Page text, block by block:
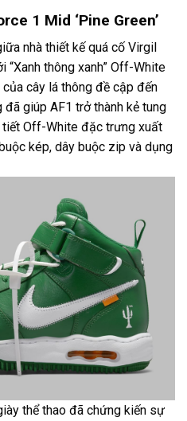
1 Mid ‘Pine Green’
nhà thiết kế quá cố Virgil
“Xanh thông xanh” Off-White
của cây lá thông đề cập đến
đã giúp AF1 trở thành kẻ tung
tiết Off-White đặc trưng xuất
kép, dây buộc zip và dụng
thể thao đã chứng kiến sự